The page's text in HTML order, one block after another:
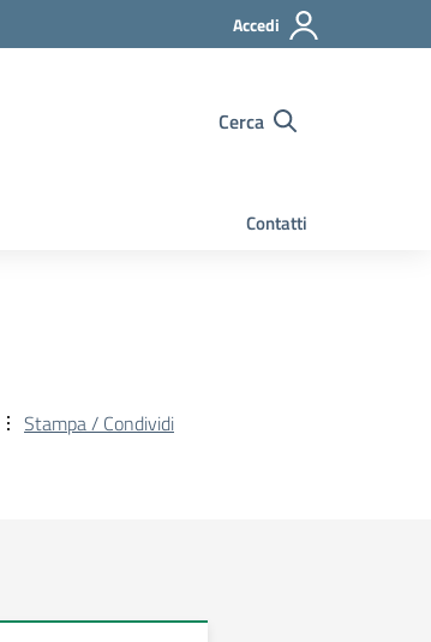
Accedi
Cerca
Contatti
Stampa / Condividi